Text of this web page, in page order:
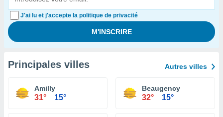
J'ai lu et j'accepte la politique de privacité
Principales villes Autres villes
Amilly
31° 15°
Beaugency
32° 15°